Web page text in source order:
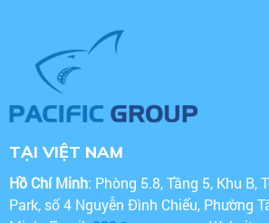
TẠI VIỆT NAM
Hồ Chí Minh: Phòng 5.8, Tầng 5, Khu B,
Park, số 4 Nguyễn Đình Chiểu, Phường